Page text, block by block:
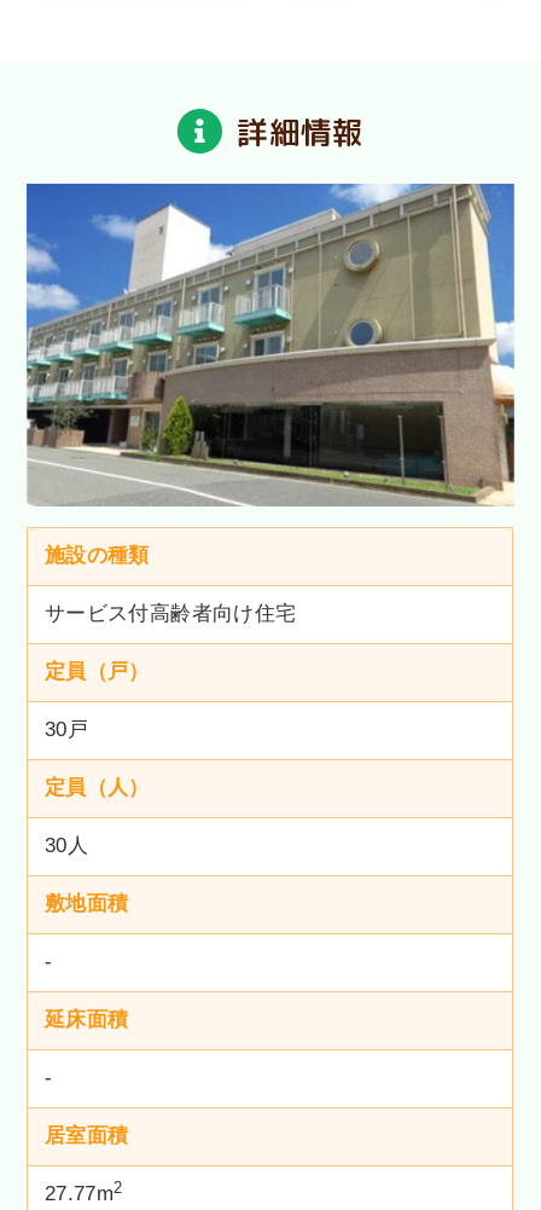
詳細情報
施設の種類
サービス付高齢者向け住宅
定員（戸）
30戸
定員（人）
30人
敷地面積
-
延床面積
-
居室面積
27.77m2